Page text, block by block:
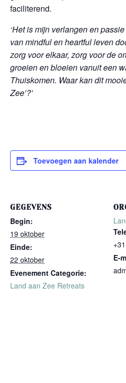
faciliterend.
‘Het is mijn verlangen en
van mindful en heartful leven
zorg voor elkaar, zorg voor de
groeien en bloeien vanuit een
Thuiskomen. Waar kan dit
Zee’?’
Toevoegen aan kalender
GEGEVENS
Begin:
19 oktober
Einde:
22 oktober
Evenement Categorie:
Land aan Zee Retreats
E-